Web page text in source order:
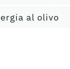
al olivo